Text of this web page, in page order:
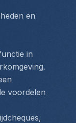
en
in
voordelen